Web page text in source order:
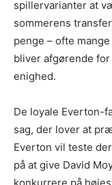
spillervarianter at
sommerens
penge – ofte
bliver afgørende
enighed.
De loyale Everton-
sag, der lover at
Everton vil teste
på at give David